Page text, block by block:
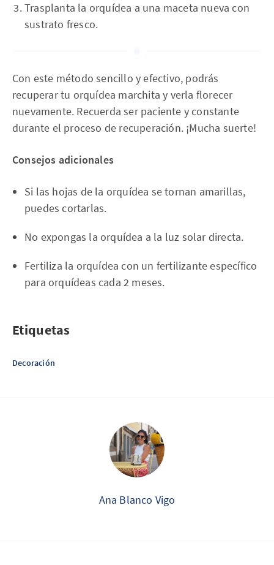
Trasplanta la orquídea a una maceta nueva con
sustrato fresco.
Con este método sencillo y efectivo, podrás
recuperar tu orquídea marchita y verla florecer
nuevamente. Recuerda ser paciente y constante
durante el proceso de recuperación. ¡Mucha suerte!
Consejos adicionales
Si las hojas de la orquídea se tornan amarillas,
puedes cortarlas.
No expongas la orquídea a la luz solar directa.
Fertiliza la orquídea con un fertilizante específico
para orquídeas cada 2 meses.
Etiquetas
Decoración
Ana Blanco Vigo